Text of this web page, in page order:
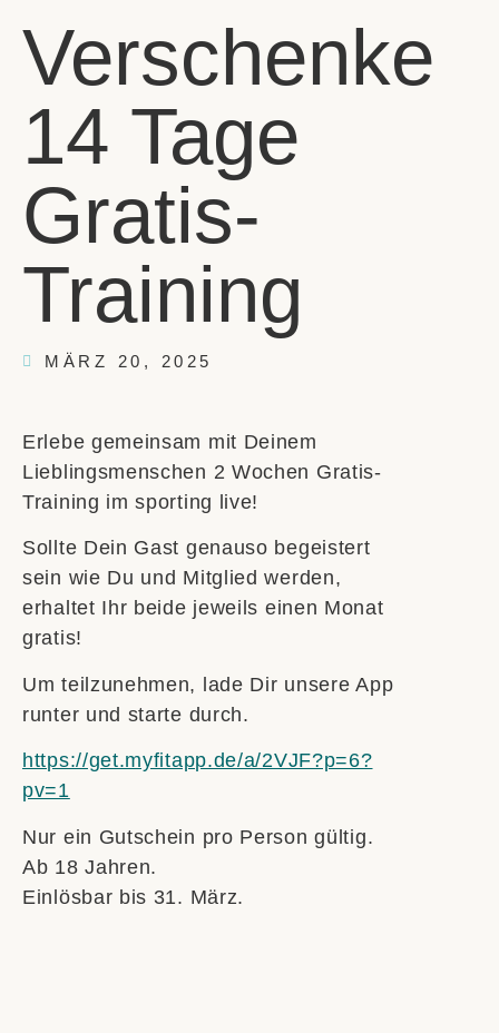
Verschenke
14 Tage
Gratis-
Training
MÄRZ 20, 2025
Erlebe gemeinsam mit Deinem
Lieblingsmenschen 2 Wochen Gratis-
Training im sporting live!
Sollte Dein Gast genauso begeistert
sein wie Du und Mitglied werden,
erhaltet Ihr beide jeweils einen Monat
gratis!
Um teilzunehmen, lade Dir unsere App
runter und starte durch.
https://get.myfitapp.de/a/2VJF?p=6?
pv=1
Nur ein Gutschein pro Person gültig.
Ab 18 Jahren.
Einlösbar bis 31. März.